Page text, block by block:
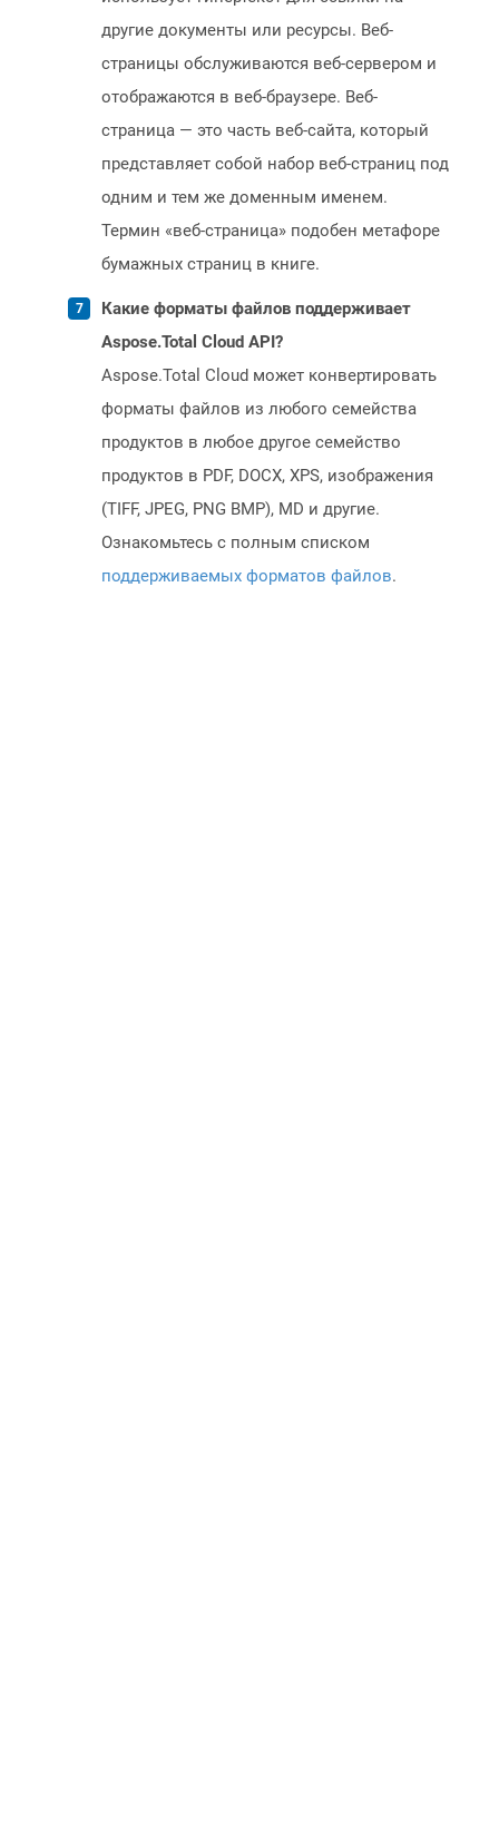
другие документы или ресурсы. Веб-
страницы обслуживаются веб-сервером и
отображаются в веб-браузере. Веб-
страница — это часть веб-сайта, который
представляет собой набор веб-страниц под
одним и тем же доменным именем.
Термин «веб-страница» подобен метафоре
бумажных страниц в книге.
Какие форматы файлов поддерживает
Aspose.Total Cloud API?
Aspose.Total Cloud может конвертировать
форматы файлов из любого семейства
продуктов в любое другое семейство
продуктов в PDF, DOCX, XPS, изображения
(TIFF, JPEG, PNG BMP), MD и другие.
Ознакомьтесь с полным списком
поддерживаемых форматов файлов.